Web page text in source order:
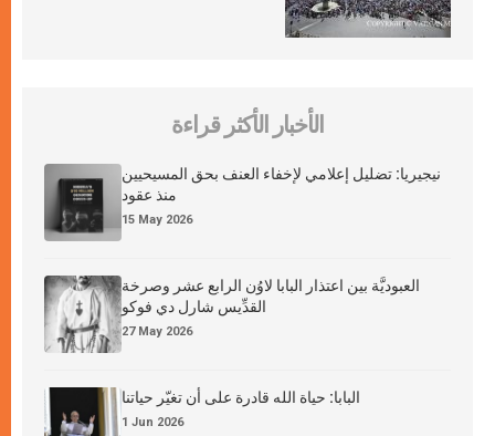
الأخبار الأكثر قراءة
نيجيريا: تضليل إعلامي لإخفاء العنف بحق المسيحيين
منذ عقود
15 May 2026
العبوديَّة بين اعتذار البابا لاوُن الرابع عشر وصرخة
القدِّيس شارل دي فوكو
27 May 2026
البابا: حياة الله قادرة على أن تغيّر حياتنا
1 Jun 2026